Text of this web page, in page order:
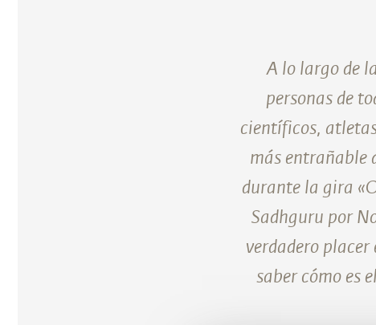
A lo largo de
personas de
científicos,
más entrañable
durante la gira
Sadhguru por
verdadero placer
saber cómo es